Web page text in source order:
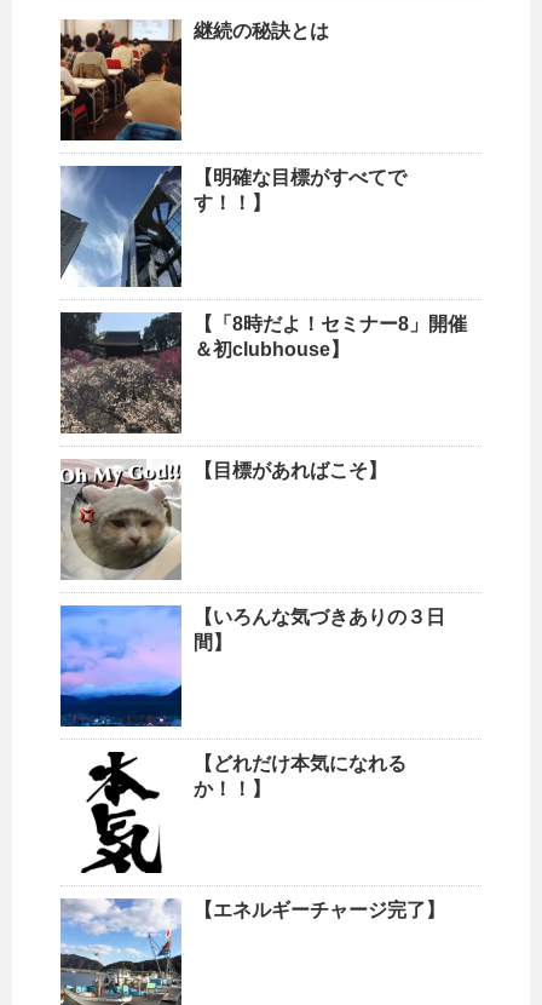
継続の秘訣とは
【明確な目標がすべてで
す！！】
【「8時だよ！セミナー8」開催
＆初clubhouse】
【目標があればこそ】
【いろんな気づきありの３日
間】
【どれだけ本気になれる
か！！】
【エネルギーチャージ完了】